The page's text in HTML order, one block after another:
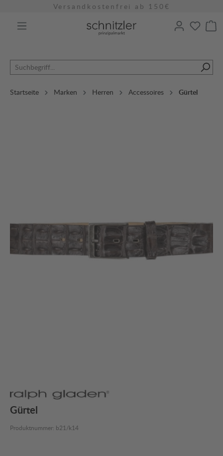
Versandkostenfrei ab 150€
Startseite Marken Herren Accessoires Gürtel
Gürtel
Produktnummer: b21/k14